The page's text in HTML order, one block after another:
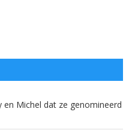
Michel dat ze genomineerd